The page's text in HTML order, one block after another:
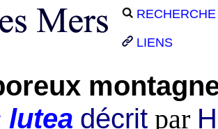
RECHERCHE
LIENS
lutea décrit par